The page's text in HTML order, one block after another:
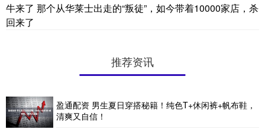
牛来了 那个从华莱士出走的“叛徒”，如今带着10000家店，杀
回来了
推荐资讯
盈通配资 男生夏日穿搭秘籍！纯色T+休闲裤+帆布鞋，
清爽又自信！